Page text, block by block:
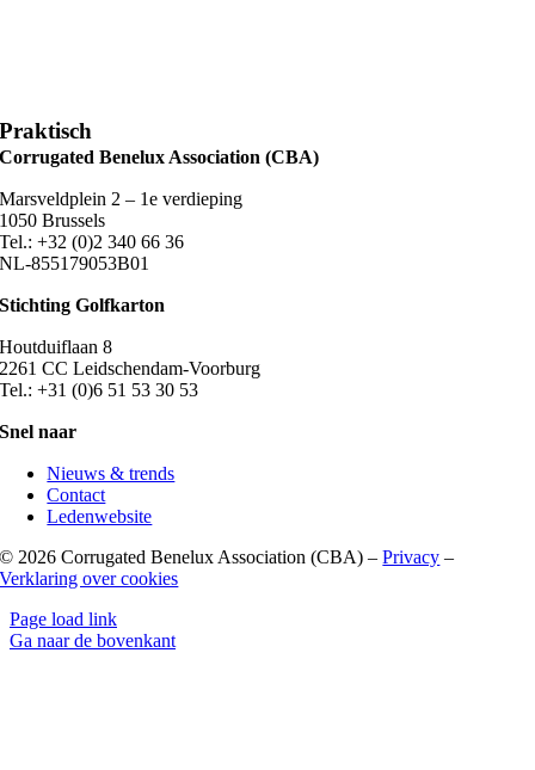
Praktisch
Corrugated Benelux Association (CBA)
Marsveldplein 2 – 1e verdieping
1050 Brussels
Tel.: +32 (0)2 340 66 36
NL-855179053B01
Stichting Golfkarton
Houtduiflaan 8
2261 CC Leidschendam-Voorburg
Tel.: +31 (0)6 51 53 30 53
Snel naar
Nieuws & trends
Contact
Ledenwebsite
© 2026 Corrugated Benelux Association (CBA) –Privacy –
Verklaring over cookies
Page load link
Ga naar de bovenkant